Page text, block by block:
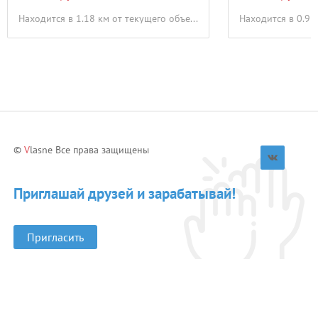
Находится в 1.18 км от текущего объекта
© Vlasne Все права защищены
Приглашай друзей и зарабатывай!
Пригласить